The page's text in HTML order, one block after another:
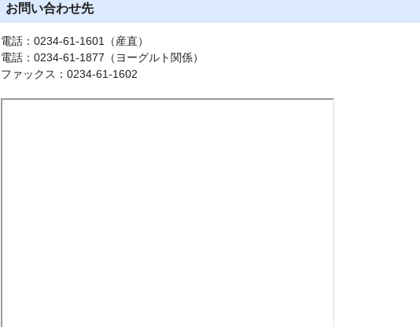
お問い合わせ先
電話：0234-61-1601（産直）
電話：0234-61-1877（ヨーグルト関係）
ファックス：0234-61-1602